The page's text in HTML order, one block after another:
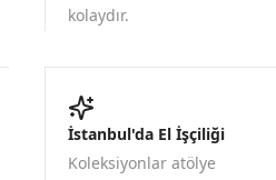
kolaydır.
İstanbul'da El İşçiliği
Koleksiyonlar atölye